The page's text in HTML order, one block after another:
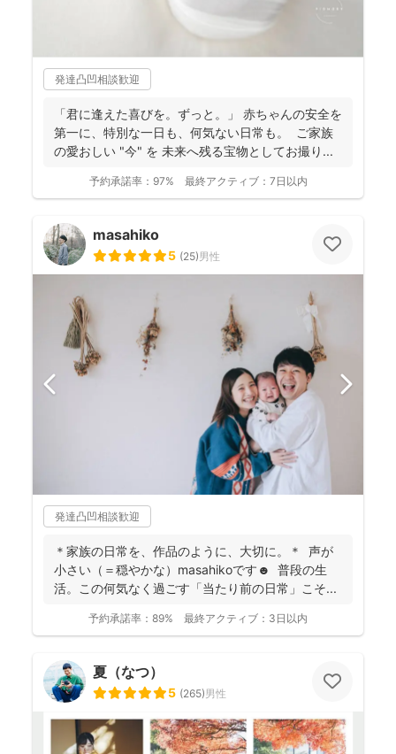
発達凸凹相談歓迎
「君に逢えた喜びを。ずっと。」 赤ちゃんの安全を
第一に、特別な一日も、何気ない日常も。 ご家族
の愛おしい "今" を 未来へ残る宝物としてお撮り...
予約承諾率： 97% 最終アクティブ： 7日以内
masahiko
5 (25)男性
発達凸凹相談歓迎
＊家族の日常を、作品のように、大切に。＊ 声が
小さい（＝穏やかな）masahikoです☻ 普段の生
活。この何気なく過ごす「当たり前の日常」こそ...
予約承諾率： 89% 最終アクティブ： 3日以内
夏（なつ）
5 (265)男性